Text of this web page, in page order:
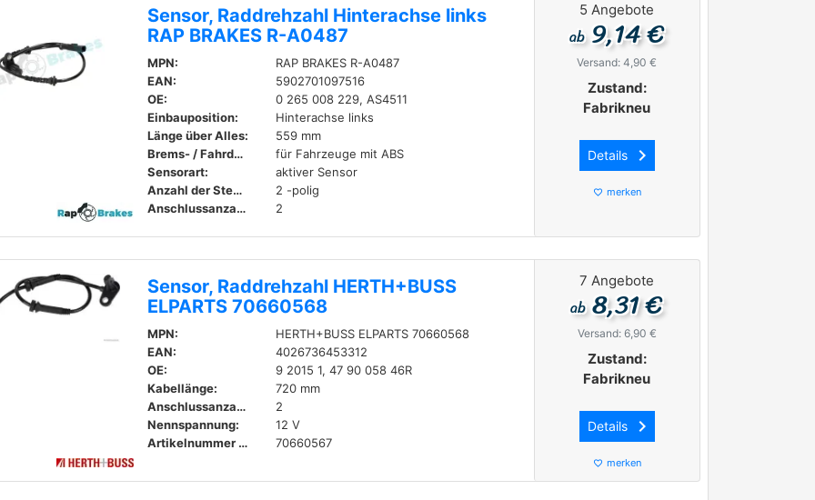
Sensor, Raddrehzahl Hinterachse links
RAP BRAKES R-A0487
MPN:
RAP BRAKES R-A0487
EAN:
5902701097516
OE:
0 265 008 229, AS4511
Einbauposition:
Hinterachse links
Länge über Alles:
559 mm
Brems- / Fahrdynamik:
für Fahrzeuge mit ABS
Sensorart:
aktiver Sensor
Anzahl der Steckkontakte:
2 -polig
Anschlussanzahl:
2
5 Angebote
ab9,14 €
Versand: 4,90 €
Zustand:
Fabrikneu
Details keyboard_arrow_right
favorite_border merken
Sensor, Raddrehzahl HERTH+BUSS
ELPARTS 70660568
MPN:
HERTH+BUSS ELPARTS 70660568
EAN:
4026736453312
OE:
9 2015 1, 47 90 058 46R
Kabellänge:
720 mm
Anschlussanzahl:
2
Nennspannung:
12 V
Artikelnummer zum Gegenstück:
70660567
7 Angebote
ab8,31 €
Versand: 6,90 €
Zustand:
Fabrikneu
Details keyboard_arrow_right
favorite_border merken